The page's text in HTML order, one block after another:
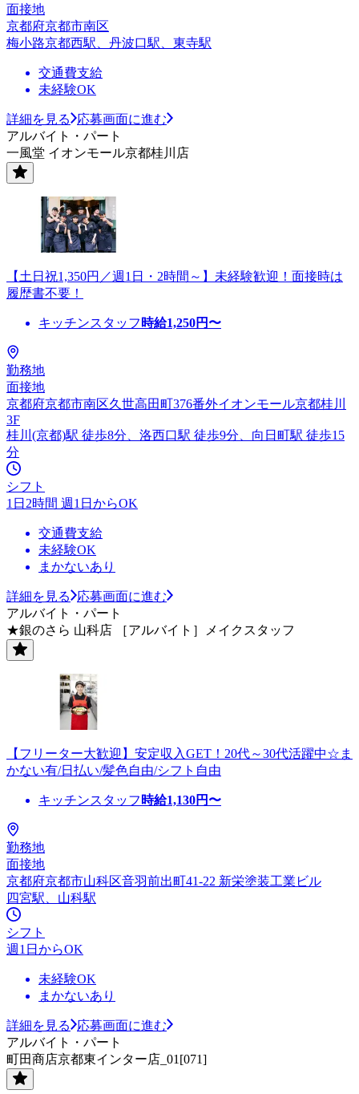
面接地
京都府京都市南区
梅小路京都西駅、丹波口駅、東寺駅
交通費支給
未経験OK
詳細を見る
応募画面に進む
アルバイト・パート
一風堂 イオンモール京都桂川店
【土日祝1,350円／週1日・2時間～】未経験歓迎！面接時は
履歴書不要！
キッチンスタッフ 時給1,250円〜
勤務地
面接地
京都府京都市南区久世高田町376番外イオンモール京都桂川
3F
桂川(京都)駅 徒歩8分、洛西口駅 徒歩9分、向日町駅 徒歩15
分
シフト
1日2時間 週1日からOK
交通費支給
未経験OK
まかないあり
詳細を見る
応募画面に進む
アルバイト・パート
★銀のさら 山科店 ［アルバイト］メイクスタッフ
【フリーター大歓迎】安定収入GET！20代～30代活躍中☆ま
かない有/日払い/髪色自由/シフト自由
キッチンスタッフ 時給1,130円〜
勤務地
面接地
京都府京都市山科区音羽前出町41-22 新栄塗装工業ビル
四宮駅、山科駅
シフト
週1日からOK
未経験OK
まかないあり
詳細を見る
応募画面に進む
アルバイト・パート
町田商店京都東インター店_01[071]